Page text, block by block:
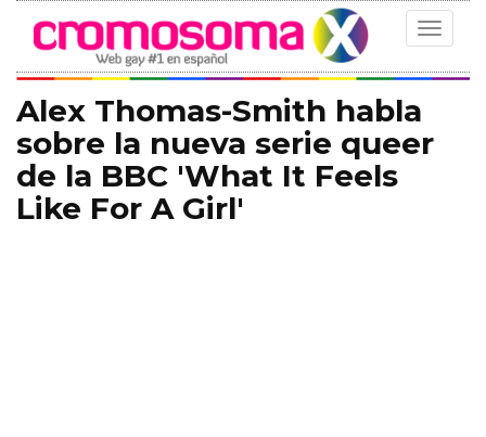
Toggle
Alex Thomas-Smith habla
sobre la nueva serie queer
de la BBC 'What It Feels
Like For A Girl'